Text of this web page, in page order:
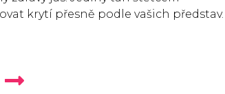
krytí přesně podle vašich představ.